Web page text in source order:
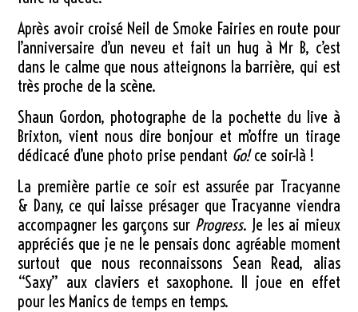
Après avoir croisé Neil de Smoke Fairies en route pour
l’anniversaire d’un neveu et fait un hug à Mr B, c’est
dans le calme que nous atteignons la barrière, qui est
très proche de la scène.
Shaun Gordon, photographe de la pochette du live à
Brixton, vient nous dire bonjour et m’offre un tirage
dédicacé d’une photo prise pendant Go!ce soir-là !
La première partie ce soir est assurée par Tracyanne
& Dany, ce qui laisse présager que Tracyanne viendra
accompagner les garçons sur Progress. Je les ai mieux
appréciés que je ne le pensais donc agréable moment
surtout que nous reconnaissons Sean Read, alias
“Saxy” aux claviers et saxophone. Il joue en effet
pour les Manics de temps en temps.